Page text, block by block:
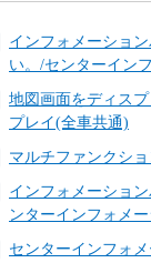
インフォメーショ
い。/センターイン
地図画面をディス
プレイ(全車共通)
マルチファンクシ
インフォメーショ
ンターインフォメ
センターインフォ